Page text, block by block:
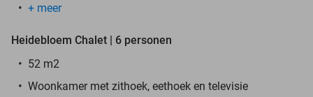
+ meer
Heidebloem Chalet | 6 personen
52 m2
Woonkamer met zithoek, eethoek en televisie